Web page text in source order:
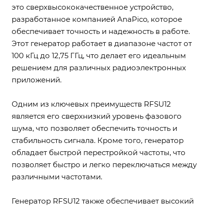
это сверхвысококачественное устройство,
разработанное компанией AnaPico, которое
обеспечивает точность и надежность в работе.
Этот генератор работает в диапазоне частот от
100 кГц до 12,75 ГГц, что делает его идеальным
решением для различных радиоэлектронных
приложений.
Одним из ключевых преимуществ RFSU12
является его сверхнизкий уровень фазового
шума, что позволяет обеспечить точность и
стабильность сигнала. Кроме того, генератор
обладает быстрой перестройкой частоты, что
позволяет быстро и легко переключаться между
различными частотами.
Генератор RFSU12 также обеспечивает высокий